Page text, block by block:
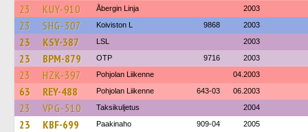
23 KUY-910 Åbergin Linja 2003
23 SHG-307 Koiviston L 9868 2003
23 KSY-387 LSL 2003
23 BPM-879 OTP 9716 2003
23 HZK-397 Pohjolan Liikenne 04.2003
63 REY-488 Pohjolan Liikenne 643-03 06.2003
23 VPG-510 Taksikuljetus 2004
23 KBF-699 Paakinaho 909-04 2005